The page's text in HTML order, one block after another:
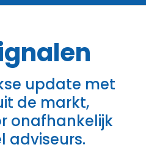
update met
de markt,
onafhankelijk
adviseurs.